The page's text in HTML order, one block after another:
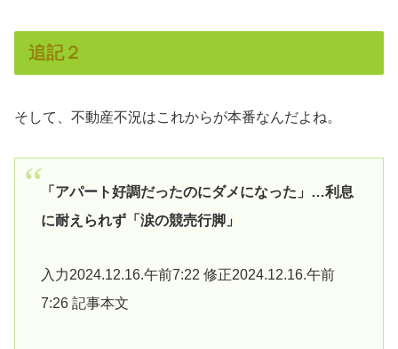
追記２
そして、不動産不況はこれからが本番なんだよね。
「アパート好調だったのにダメになった」…利息
に耐えられず「涙の競売行脚」
入力2024.12.16.午前7:22 修正2024.12.16.午前
7:26 記事本文